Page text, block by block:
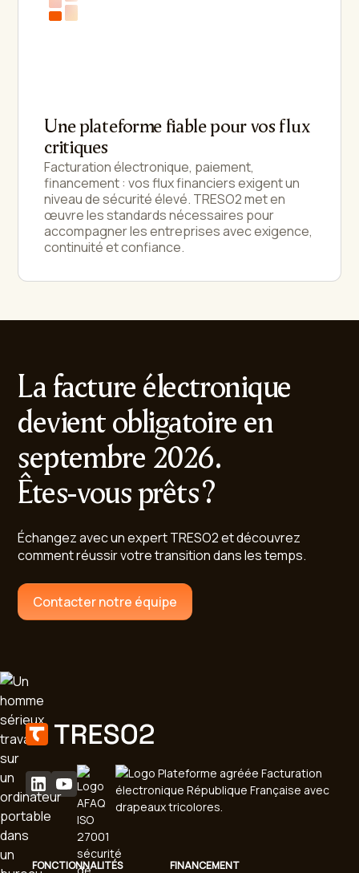
Une plateforme fiable pour vos flux
critiques
Facturation électronique, paiement,
financement : vos flux financiers exigent un
niveau de sécurité élevé. TRESO2 met en
œuvre les standards nécessaires pour
accompagner les entreprises avec exigence,
continuité et confiance.
La facture électronique
devient obligatoire en
septembre 2026.
Êtes-vous prêts ?
Échangez avec un expert TRESO2 et découvrez
comment réussir votre transition dans les temps.
Contacter notre équipe
FONCTIONNALITÉS
FINANCEMENT